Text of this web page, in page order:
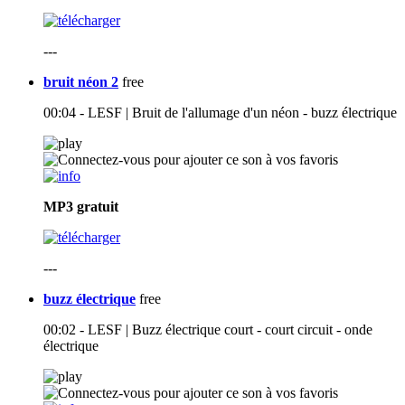
---
bruit néon 2 free
00:04 - LESF | Bruit de l'allumage d'un néon - buzz électrique
MP3 gratuit
---
buzz électrique free
00:02 - LESF | Buzz électrique court - court circuit - onde
électrique